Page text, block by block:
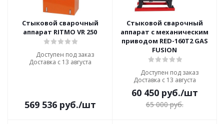
Стыковой сварочный
аппарат RITMO VR 250
Доступен под заказ
Доставка с 13 августа
569 536руб./шт
Стыковой сварочный
аппарат с механическим
приводом RED-160T2 GAS
FUSION
Доступен под заказ
Доставка с 13 августа
60 450руб./шт
65 000руб.